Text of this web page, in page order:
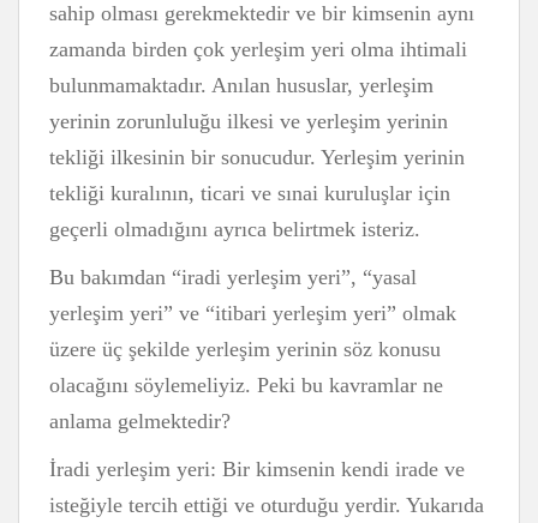
sahip olması gerekmektedir ve bir kimsenin aynı
zamanda birden çok yerleşim yeri olma ihtimali
bulunmamaktadır. Anılan hususlar, yerleşim
yerinin zorunluluğu ilkesi ve yerleşim yerinin
tekliği ilkesinin bir sonucudur. Yerleşim yerinin
tekliği kuralının, ticari ve sınai kuruluşlar için
geçerli olmadığını ayrıca belirtmek isteriz.
Bu bakımdan “iradi yerleşim yeri”, “yasal
yerleşim yeri” ve “itibari yerleşim yeri” olmak
üzere üç şekilde yerleşim yerinin söz konusu
olacağını söylemeliyiz. Peki bu kavramlar ne
anlama gelmektedir?
İradi yerleşim yeri: Bir kimsenin kendi irade ve
isteğiyle tercih ettiği ve oturduğu yerdir. Yukarıda